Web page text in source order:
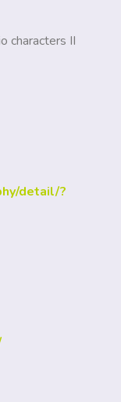
characters II
detail/?